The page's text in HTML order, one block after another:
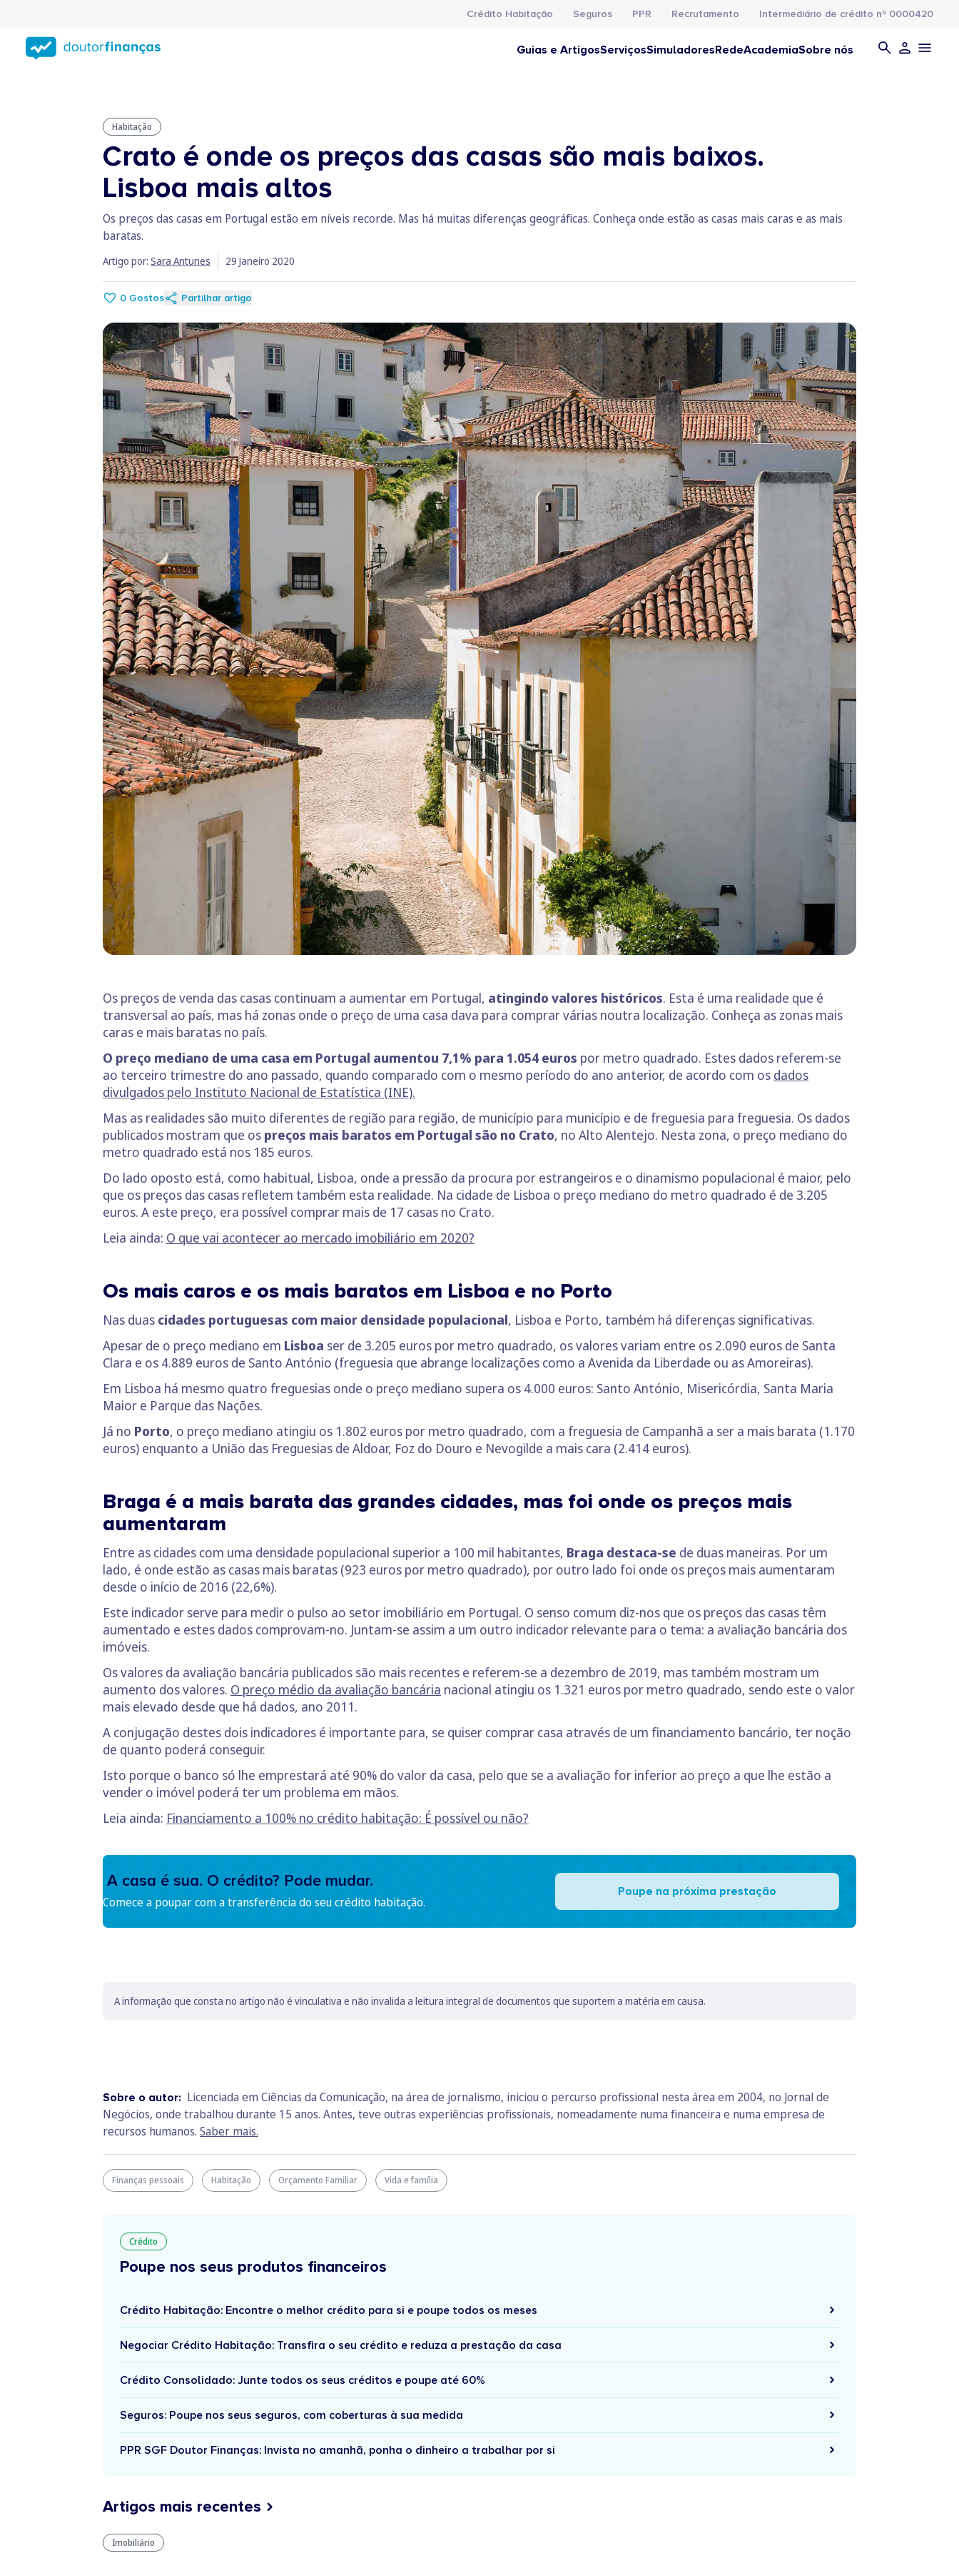
conteúdo
principal
Crédito Habitação Seguros PPR Recrutamento Intermediário de crédito nº 0000420
Guias e ArtigosServiçosSimuladoresRedeAcademiaSobre nós
Habitação
Crato é onde os preços das casas são mais baixos.
Lisboa mais altos
Os preços das casas em Portugal estão em níveis recorde. Mas há muitas diferenças geográficas. Conheça onde estão as casas mais caras e as mais
baratas.
Artigo por: Sara Antunes 29 Janeiro 2020
0 Gostos Partilhar artigo
Os preços de venda das casas continuam a aumentar em Portugal, atingindo valores históricos. Esta é uma realidade que é
transversal ao país, mas há zonas onde o preço de uma casa dava para comprar várias noutra localização. Conheça as zonas mais
caras e mais baratas no país.
O preço mediano de uma casa em Portugal aumentou 7,1% para 1.054 euros por metro quadrado. Estes dados referem-se
ao terceiro trimestre do ano passado, quando comparado com o mesmo período do ano anterior, de acordo com os dados
divulgados pelo Instituto Nacional de Estatística (INE).
Mas as realidades são muito diferentes de região para região, de município para município e de freguesia para freguesia. Os dados
publicados mostram que os preços mais baratos em Portugal são no Crato, no Alto Alentejo. Nesta zona, o preço mediano do
metro quadrado está nos 185 euros.
Do lado oposto está, como habitual, Lisboa, onde a pressão da procura por estrangeiros e o dinamismo populacional é maior, pelo
que os preços das casas refletem também esta realidade. Na cidade de Lisboa o preço mediano do metro quadrado é de 3.205
euros. A este preço, era possível comprar mais de 17 casas no Crato.
Leia ainda: O que vai acontecer ao mercado imobiliário em 2020?
Os mais caros e os mais baratos em Lisboa e no Porto
Nas duas cidades portuguesas com maior densidade populacional, Lisboa e Porto, também há diferenças significativas.
Apesar de o preço mediano em Lisboa ser de 3.205 euros por metro quadrado, os valores variam entre os 2.090 euros de Santa
Clara e os 4.889 euros de Santo António (freguesia que abrange localizações como a Avenida da Liberdade ou as Amoreiras).
Em Lisboa há mesmo quatro freguesias onde o preço mediano supera os 4.000 euros: Santo António, Misericórdia, Santa Maria
Maior e Parque das Nações.
Já no Porto, o preço mediano atingiu os 1.802 euros por metro quadrado, com a freguesia de Campanhã a ser a mais barata (1.170
euros) enquanto a União das Freguesias de Aldoar, Foz do Douro e Nevogilde a mais cara (2.414 euros).
Braga é a mais barata das grandes cidades, mas foi onde os preços mais
aumentaram
Entre as cidades com uma densidade populacional superior a 100 mil habitantes, Braga destaca-se de duas maneiras. Por um
lado, é onde estão as casas mais baratas (923 euros por metro quadrado), por outro lado foi onde os preços mais aumentaram
desde o início de 2016 (22,6%).
Este indicador serve para medir o pulso ao setor imobiliário em Portugal. O senso comum diz-nos que os preços das casas têm
aumentado e estes dados comprovam-no. Juntam-se assim a um outro indicador relevante para o tema: a avaliação bancária dos
imóveis.
Os valores da avaliação bancária publicados são mais recentes e referem-se a dezembro de 2019, mas também mostram um
aumento dos valores. O preço médio da avaliação bancária nacional atingiu os 1.321 euros por metro quadrado, sendo este o valor
mais elevado desde que há dados, ano 2011.
A conjugação destes dois indicadores é importante para, se quiser comprar casa através de um financiamento bancário, ter noção
de quanto poderá conseguir.
Isto porque o banco só lhe emprestará até 90% do valor da casa, pelo que se a avaliação for inferior ao preço a que lhe estão a
vender o imóvel poderá ter um problema em mãos.
Leia ainda: Financiamento a 100% no crédito habitação: É possível ou não?
A casa é sua. O crédito? Pode mudar.
Comece a poupar com a transferência do seu crédito habitação.
Poupe na próxima prestação
A informação que consta no artigo não é vinculativa e não invalida a leitura integral de documentos que suportem a matéria em causa.
Sobre o autor: Licenciada em Ciências da Comunicação, na área de jornalismo, iniciou o percurso profissional nesta área em 2004, no Jornal de
Negócios, onde trabalhou durante 15 anos. Antes, teve outras experiências profissionais, nomeadamente numa financeira e numa empresa de
recursos humanos. Saber mais.
Finanças pessoais Habitação Orçamento Familiar Vida e família
Crédito
Poupe nos seus produtos financeiros
Crédito Habitação: Encontre o melhor crédito para si e poupe todos os meses
Negociar Crédito Habitação: Transfira o seu crédito e reduza a prestação da casa
Crédito Consolidado: Junte todos os seus créditos e poupe até 60%
Seguros: Poupe nos seus seguros, com coberturas à sua medida
PPR SGF Doutor Finanças: Invista no amanhã, ponha o dinheiro a trabalhar por si
Artigos mais recentes
Imobiliário